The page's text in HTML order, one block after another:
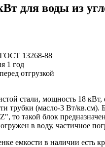
для воды из
13268-88
1 год
отгрузкой
стали, мощность 18
трубки (масло-3 Вт/кв.см).
то такой блок
в воду, частичное
емкости в наличии